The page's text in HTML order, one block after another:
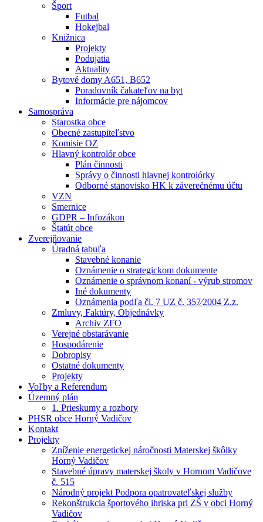
Šport
Futbal
Hokejbal
Knižnica
Projekty
Podujatia
Aktuality
Bytové domy A651, B652
Poradovník čakateľov na byt
Informácie pre nájomcov
Samospráva
Starostka obce
Obecné zastupiteľstvo
Komisie OZ
Hlavný kontrolór obce
Plán činnosti
Správy o činnosti hlavnej kontrolórky
Odborné stanovisko HK k záverečnému účtu
VZN
Smernice
GDPR – Infozákon
Štatút obce
Zverejňovanie
Úradná tabuľa
Stavebné konanie
Oznámenie o strategickom dokumente
Oznámenie o správnom konaní - výrub stromov
Iné dokumenty
Oznámenia podľa čl. 7 UZ č. 357⁄2004 Z.z.
Zmluvy, Faktúry, Objednávky
Archiv ZFO
Verejné obstarávanie
Hospodárenie
Dobropisy
Ostatné dokumenty
Projekty
Voľby a Referendum
Územný plán
1. Prieskumy a rozbory
PHSR obce Horný Vadičov
Kontakt
Projekty
Zníženie energetickej náročnosti Materskej škôlky
Horný Vadičov
Stavebné úpravy materskej školy v Hornom Vadičove
č. 515
Národný projekt Podpora opatrovateľskej služby
Rekonštrukcia športového ihriska pri ZŠ v obci Horný
Vadičov